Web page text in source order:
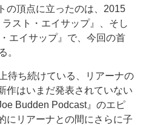
の頂点に立ったのは、2015
スト・エイサップ』、そし
エイサップ』で、今回の首
。
待ち続けている、リアーナの
作はいまだ発表されていない
Budden Podcast』のエピ
にリアーナとの間にさらに子